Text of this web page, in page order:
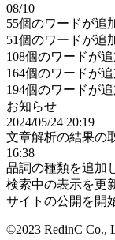
08/10
55個のワードが追
51個のワードが追
108個のワードが
164個のワードが
194個のワードが
お知らせ
2024/05/24 20:19
文章解析の結果の
16:38
品詞の種類を追加
検索中の表示を更
サイトの公開を開
©2023 RedinC Co.,